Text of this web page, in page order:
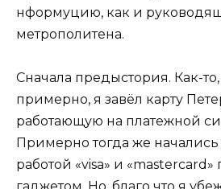
нформуцию, как и
метрополитена.
Сначала предыстория. Как-
примерно, я завёл карту
работающую на платежной
Примерно тогда же
работой «visa» и «mastercard»